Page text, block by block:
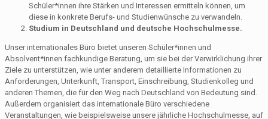
Schüler*innen ihre Stärken und Interessen ermitteln können, um
diese in konkrete Berufs- und Studienwünsche zu verwandeln.
Studium in Deutschland und deutsche Hochschulmesse.
Unser internationales Büro bietet unseren Schüler*innen und
Absolvent*innen fachkundige Beratung, um sie bei der Verwirklichung ihrer
Ziele zu unterstützen, wie unter anderem detaillierte Informationen zu
Anforderungen, Unterkunft, Transport, Einschreibung, Studienkolleg und
anderen Themen, die für den Weg nach Deutschland von Bedeutung sind.
Außerdem organisiert das internationale Büro verschiedene
Veranstaltungen, wie beispielsweise unsere jährliche Hochschulmesse, auf